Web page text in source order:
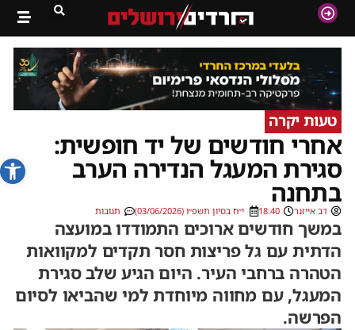
פתח
טעות יקרה
אחרי חודשים של יד חופשית:
סגירת המעגל הנדירה הערב
בתחנה
דב אייזנר 18:40 י״ח בסיון תשפ״ו (03/06/2026) תגובות
במשך חודשים ארוכים התמודדו במועצה
הדתית עם גל פריצות חסר תקדים למקוואות
הטהרה ברחבי העיר. היום הגיע שלב סגירת
המעגל, עם מחווה מיוחדת למי שהביאו לסיום
הפרשה.